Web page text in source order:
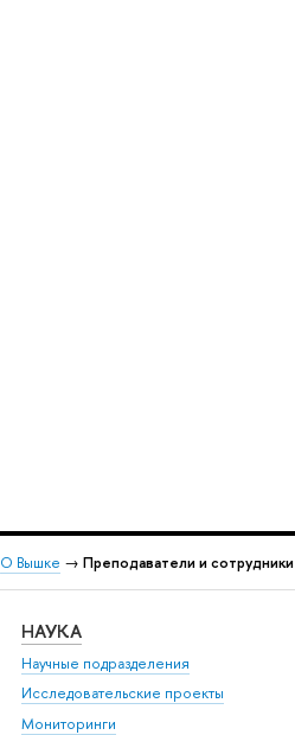
О Вышке → Преподаватели и сотрудники
НАУКА
Научные подразделения
Исследовательские проекты
Мониторинги